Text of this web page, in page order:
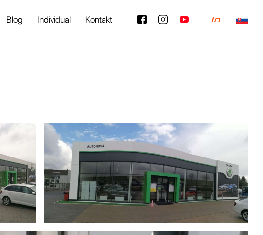
Blog Individual Kontakt